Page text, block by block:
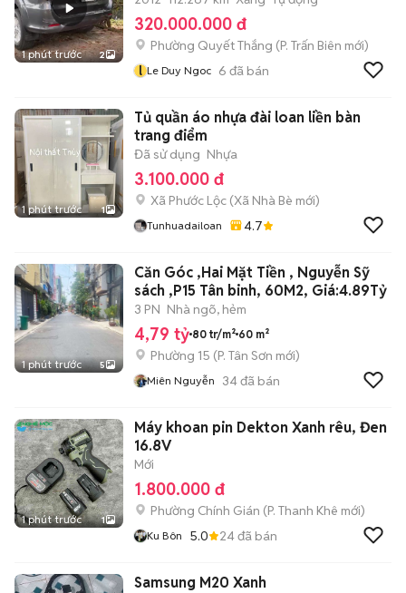
1 phút trước 2
320.000.000 đ
Phường Quyết Thắng (P. Trấn Biên mới)
l Le Duy Ngoc 6 đã bán
1 phút trước 1
Tủ quần áo nhựa đài loan liền bàn
trang điểm
Đã sử dụng Nhựa
3.100.000 đ
Xã Phước Lộc (Xã Nhà Bè mới)
Tunhuadailoan 4.7
1 phút trước 5
Căn Góc ,Hai Mặt Tiền , Nguyễn Sỹ
sách ,P15 Tân binh, 60M2, Giá:4.89Tỷ
3 PN Nhà ngõ, hẻm
4,79 tỷ 80 tr/m² 60 m²
Phường 15 (P. Tân Sơn mới)
Miên Nguyễn 34đã bán
1 phút trước 1
Máy khoan pin Dekton Xanh rêu, Đen
16.8V
Mới
1.800.000 đ
Phường Chính Gián (P. Thanh Khê mới)
Ku Bôn 5.0 24đã bán
Samsung M20 Xanh